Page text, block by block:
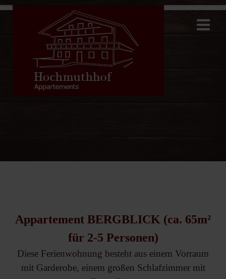
Appartement BERGBLICK (ca. 65m²
für 2-5 Personen)
Diese Ferienwohnung besteht aus einem Vorraum
mit Garderobe, einem großen Schlafzimmer mit